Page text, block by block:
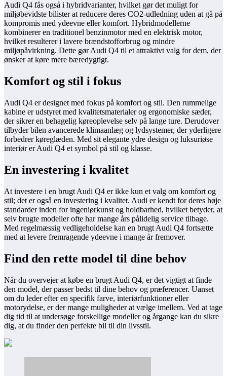
Audi Q4 fås også i hybridvarianter, hvilket gør det muligt for
miljøbevidste bilister at reducere deres CO2-udledning uden at gå på
kompromis med ydeevne eller komfort. Hybridmodellerne
kombinerer en traditionel benzinmotor med en elektrisk motor,
hvilket resulterer i lavere brændstofforbrug og mindre
miljøpåvirkning. Dette gør Audi Q4 til et attraktivt valg for dem, der
ønsker at køre mere bæredygtigt.
Komfort og stil i fokus
Audi Q4 er designet med fokus på komfort og stil. Den rummelige
kabine er udstyret med kvalitetsmaterialer og ergonomiske sæder,
der sikrer en behagelig køreoplevelse selv på lange ture. Derudover
tilbyder bilen avancerede klimaanlæg og lydsystemer, der yderligere
forbedrer køreglæden. Med sit elegante ydre design og luksuriøse
interiør er Audi Q4 et symbol på stil og klasse.
En investering i kvalitet
At investere i en brugt Audi Q4 er ikke kun et valg om komfort og
stil; det er også en investering i kvalitet. Audi er kendt for deres høje
standarder inden for ingeniørkunst og holdbarhed, hvilket betyder, at
selv brugte modeller ofte har mange års pålidelig service tilbage.
Med regelmæssig vedligeholdelse kan en brugt Audi Q4 fortsætte
med at levere fremragende ydeevne i mange år fremover.
Find den rette model til dine behov
Når du overvejer at købe en brugt Audi Q4, er det vigtigt at finde
den model, der passer bedst til dine behov og præferencer. Uanset
om du leder efter en specifik farve, interiørfunktioner eller
motorydelse, er der mange muligheder at vælge imellem. Ved at tage
dig tid til at undersøge forskellige modeller og årgange kan du sikre
dig, at du finder den perfekte bil til din livsstil.